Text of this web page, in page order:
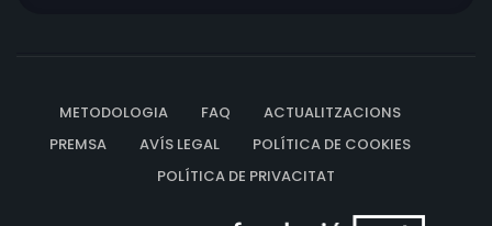
METODOLOGIA FAQ
ACTUALITZACIONS
PREMSA
AVÍS LEGAL
POLÍTICA DE COOKIES
POLÍTICA DE PRIVACITAT